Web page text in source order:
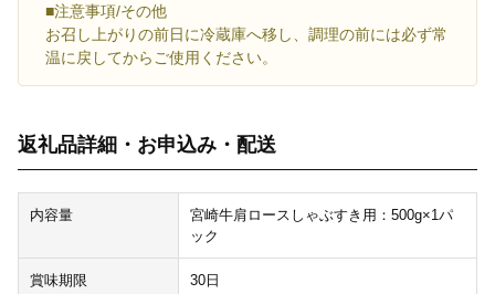
■注意事項/その他
お召し上がりの前日に冷蔵庫へ移し、調理の前には必ず常
温に戻してからご使用ください。
返礼品詳細・お申込み・配送
内容量
宮崎牛肩ロースしゃぶすき用：500g×1パ
ック
賞味期限 30日